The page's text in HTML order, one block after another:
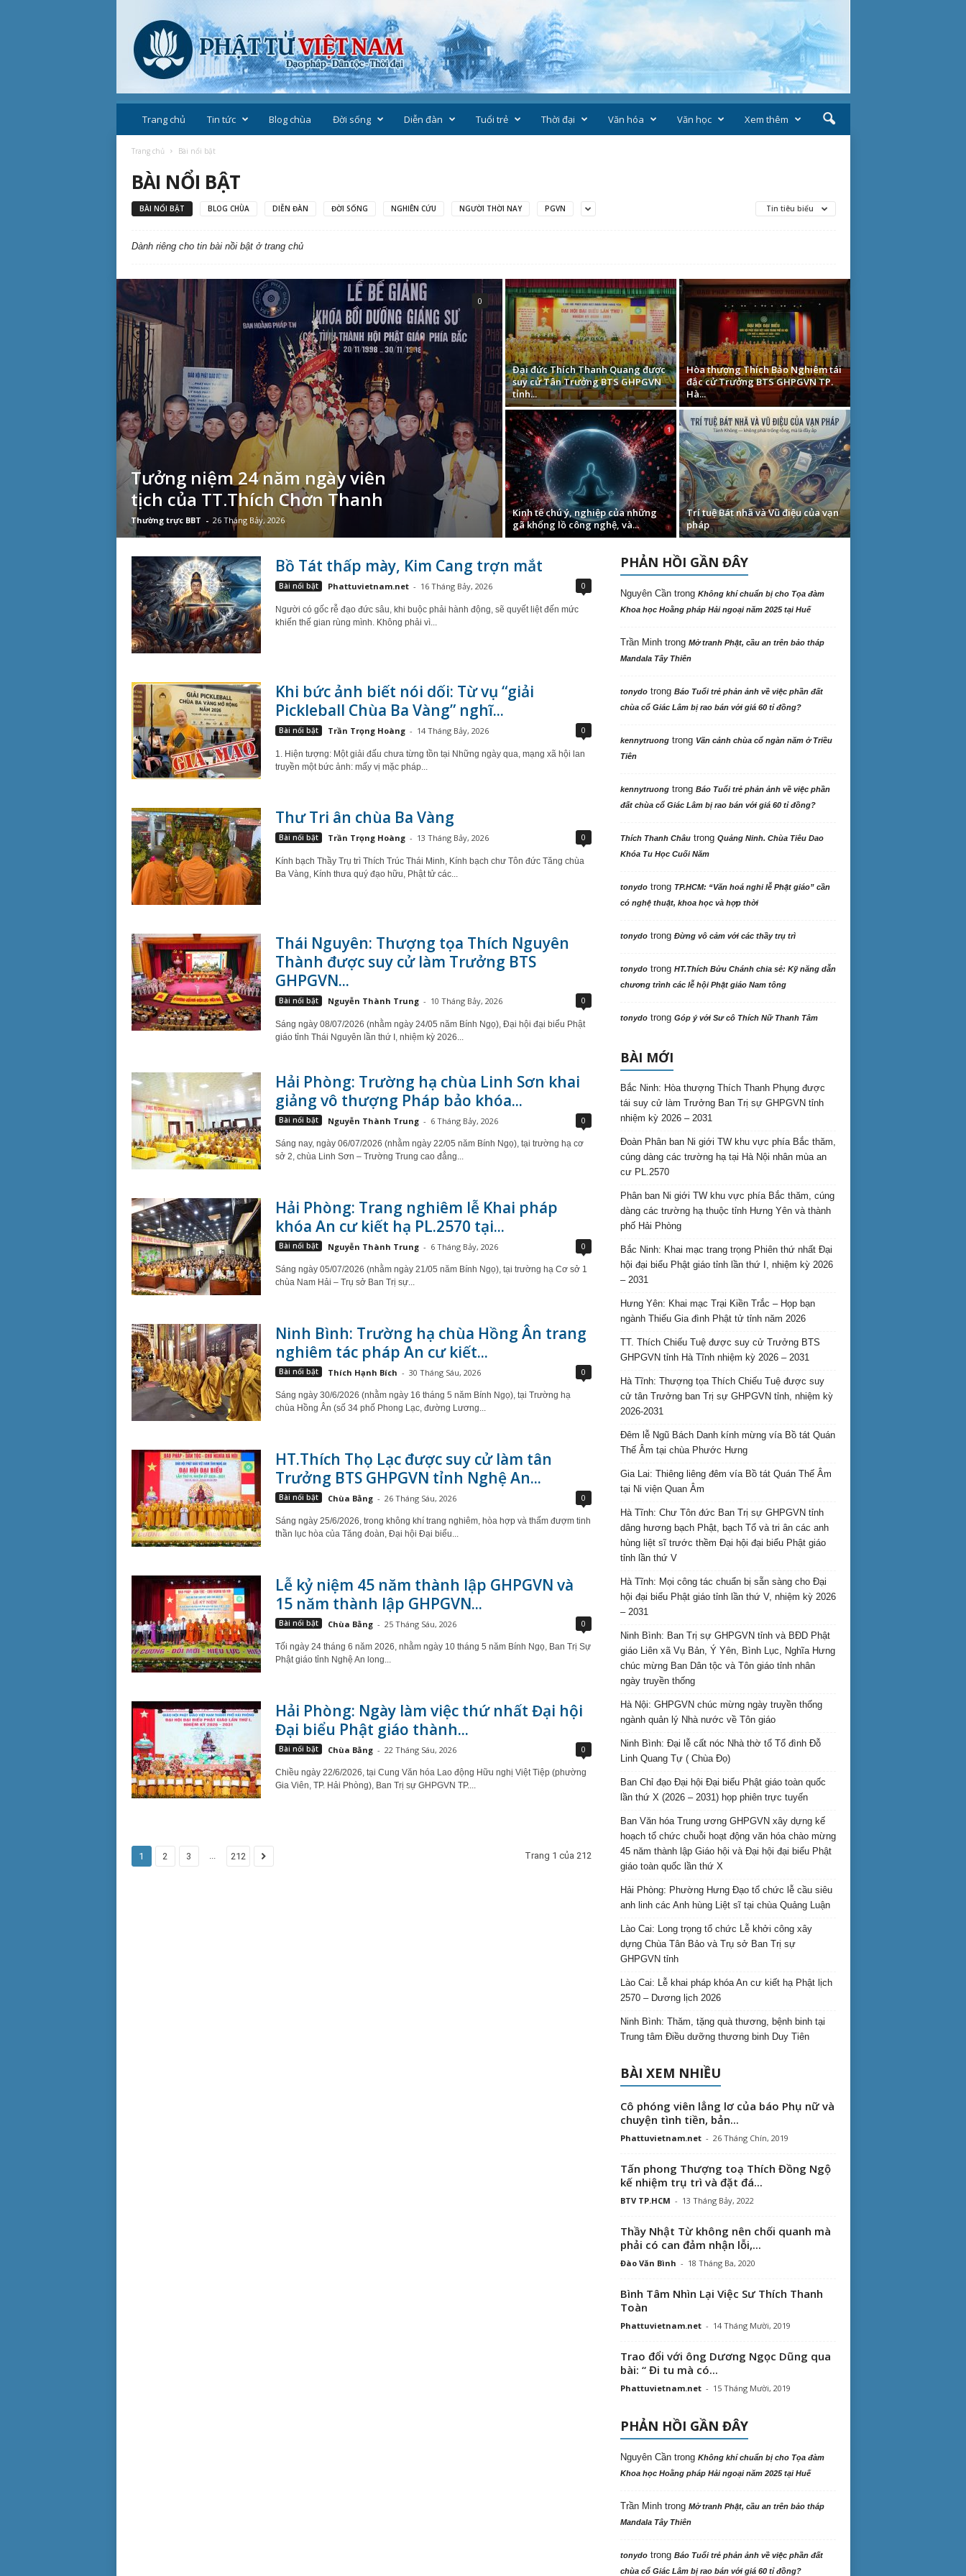
N
m
Trang chủ Tin tức Blog chùa Đời sống Diễn đàn Tuổi trẻ Thời đại Văn hóa Văn học Xem thêm
Trang chủ Bài nổi bật
BÀI NỔI BẬT
BÀI NỔI BẬT BLOG CHÙA DIỄN ĐÀN ĐỜI SỐNG NGHIÊN CỨU NGƯỜI THỜI NAY PGVN Tin tiêu biểu
Dành riêng cho tin bài nồi bật ở trang chủ
Tưởng niệm 24 năm ngày viên
tịch của TT.Thích Chơn Thanh
Thường trực BBT - 26 Tháng Bảy, 2026
0
Đại đức Thích Thanh Quang được
suy cử Tân Trưởng BTS GHPGVN
tỉnh...
Hòa thượng Thích Bảo Nghiêm tái
đắc cử Trưởng BTS GHPGVN TP.
Hà...
Kinh tế chú ý, nghiệp của những
gã khổng lồ công nghệ, và...
Trí tuệ Bát nhã và Vũ điệu của vạn
pháp
Bồ Tát thấp mày, Kim Cang trợn mắt
Bài nổi bật Phattuvietnam.net - 16 Tháng Bảy, 2026 0
Người có gốc rễ đạo đức sâu, khi buộc phải hành động, sẽ quyết liệt đến mức
khiến thế gian rùng mình. Không phải vì...
Khi bức ảnh biết nói dối: Từ vụ “giải
Pickleball Chùa Ba Vàng” nghĩ...
Bài nổi bật Trần Trọng Hoàng - 14 Tháng Bảy, 2026 0
1. Hiện tượng: Một giải đấu chưa từng tồn tại Những ngày qua, mạng xã hội lan
truyền một bức ảnh: mấy vị mặc pháp...
Thư Tri ân chùa Ba Vàng
Bài nổi bật Trần Trọng Hoàng - 13 Tháng Bảy, 2026 0
Kính bạch Thầy Trụ trì Thích Trúc Thái Minh, Kính bạch chư Tôn đức Tăng chùa
Ba Vàng, Kính thưa quý đạo hữu, Phật tử các...
Thái Nguyên: Thượng tọa Thích Nguyên
Thành được suy cử làm Trưởng BTS
GHPGVN...
Bài nổi bật Nguyễn Thành Trung - 10 Tháng Bảy, 2026 0
Sáng ngày 08/07/2026 (nhằm ngày 24/05 năm Bính Ngọ), Đại hội đại biểu Phật
giáo tỉnh Thái Nguyên lần thứ I, nhiệm kỳ 2026...
Hải Phòng: Trường hạ chùa Linh Sơn khai
giảng vô thượng Pháp bảo khóa...
Bài nổi bật Nguyễn Thành Trung - 6 Tháng Bảy, 2026 0
Sáng nay, ngày 06/07/2026 (nhằm ngày 22/05 năm Bính Ngọ), tại trường hạ cơ
sở 2, chùa Linh Sơn – Trường Trung cao đẳng...
Hải Phòng: Trang nghiêm lễ Khai pháp
khóa An cư kiết hạ PL.2570 tại...
Bài nổi bật Nguyễn Thành Trung - 6 Tháng Bảy, 2026 0
Sáng ngày 05/07/2026 (nhằm ngày 21/05 năm Bính Ngọ), tại trường hạ Cơ sở 1
chùa Nam Hải – Trụ sở Ban Trị sự...
Ninh Bình: Trường hạ chùa Hồng Ân trang
nghiêm tác pháp An cư kiết...
Bài nổi bật Thích Hạnh Bích - 30 Tháng Sáu, 2026 0
Sáng ngày 30/6/2026 (nhằm ngày 16 tháng 5 năm Bính Ngọ), tại Trường hạ
chùa Hồng Ân (số 34 phố Phong Lạc, đường Lương...
HT.Thích Thọ Lạc được suy cử làm tân
Trưởng BTS GHPGVN tỉnh Nghệ An...
Bài nổi bật Chùa Bằng - 26 Tháng Sáu, 2026 0
Sáng ngày 25/6/2026, trong không khí trang nghiêm, hòa hợp và thấm đượm tinh
thần lục hòa của Tăng đoàn, Đại hội Đại biểu...
Lễ kỷ niệm 45 năm thành lập GHPGVN và
15 năm thành lập GHPGVN...
Bài nổi bật Chùa Bằng - 25 Tháng Sáu, 2026 0
Tối ngày 24 tháng 6 năm 2026, nhằm ngày 10 tháng 5 năm Bính Ngọ, Ban Trị Sự
Phật giáo tỉnh Nghệ An long...
Hải Phòng: Ngày làm việc thứ nhất Đại hội
Đại biểu Phật giáo thành...
Bài nổi bật Chùa Bằng - 22 Tháng Sáu, 2026 0
Chiều ngày 22/6/2026, tại Cung Văn hóa Lao động Hữu nghị Việt Tiệp (phường
Gia Viên, TP. Hải Phòng), Ban Trị sự GHPGVN TP....
1 2 3 212 Trang 1 của 212
PHẢN HỒI GẦN ĐÂY
Nguyên Cầntrong Không khí chuẩn bị cho Tọa đàm
Khoa học Hoằng pháp Hải ngoại năm 2025 tại Huế
Trần Minhtrong Mở tranh Phật, cầu an trên bảo tháp
Mandala Tây Thiên
tonydotrong Báo Tuổi trẻ phản ảnh về việc phần đất
chùa cổ Giác Lâm bị rao bán với giá 60 tỉ đồng?
kennytruongtrong Vãn cảnh chùa cổ ngàn năm ở Triều
Tiên
kennytruongtrong Báo Tuổi trẻ phản ảnh về việc phần
đất chùa cổ Giác Lâm bị rao bán với giá 60 tỉ đồng?
Thích Thanh Châutrong Quảng Ninh. Chùa Tiêu Dao
Khóa Tu Học Cuối Năm
tonydotrong TP.HCM: “Văn hoá nghi lễ Phật giáo” cần
có nghệ thuật, khoa học và hợp thời
tonydotrong Đừng vô cảm với các thầy trụ trì
tonydotrong HT.Thích Bửu Chánh chia sẻ: Kỹ năng dẫn
chương trình các lễ hội Phật giáo Nam tông
tonydotrong Góp ý với Sư cô Thích Nữ Thanh Tâm
BÀI MỚI
Bắc Ninh: Hòa thượng Thích Thanh Phụng được
tái suy cử làm Trưởng Ban Trị sự GHPGVN tỉnh
nhiệm kỳ 2026 – 2031
Đoàn Phân ban Ni giới TW khu vực phía Bắc thăm,
cúng dàng các trường hạ tại Hà Nội nhân mùa an
cư PL.2570
Phân ban Ni giới TW khu vực phía Bắc thăm, cúng
dàng các trường hạ thuộc tỉnh Hưng Yên và thành
phố Hải Phòng
Bắc Ninh: Khai mạc trang trọng Phiên thứ nhất Đại
hội đại biểu Phật giáo tỉnh lần thứ I, nhiệm kỳ 2026
– 2031
Hưng Yên: Khai mạc Trại Kiền Trắc – Họp bạn
ngành Thiếu Gia đình Phật tử tỉnh năm 2026
TT. Thích Chiếu Tuệ được suy cử Trưởng BTS
GHPGVN tỉnh Hà Tĩnh nhiệm kỳ 2026 – 2031
Hà Tĩnh: Thượng tọa Thích Chiếu Tuệ được suy
cử tân Trưởng ban Trị sự GHPGVN tỉnh, nhiệm kỳ
2026-2031
Đêm lễ Ngũ Bách Danh kính mừng vía Bồ tát Quán
Thế Âm tại chùa Phước Hưng
Gia Lai: Thiêng liêng đêm vía Bồ tát Quán Thế Âm
tại Ni viện Quan Âm
Hà Tĩnh: Chư Tôn đức Ban Trị sự GHPGVN tỉnh
dâng hương bạch Phật, bạch Tổ và tri ân các anh
hùng liệt sĩ trước thềm Đại hội đại biểu Phật giáo
tỉnh lần thứ V
Hà Tĩnh: Mọi công tác chuẩn bị sẵn sàng cho Đại
hội đại biểu Phật giáo tỉnh lần thứ V, nhiệm kỳ 2026
– 2031
Ninh Bình: Ban Trị sự GHPGVN tỉnh và BĐD Phật
giáo Liên xã Vụ Bản, Ý Yên, Bình Lục, Nghĩa Hưng
chúc mừng Ban Dân tộc và Tôn giáo tỉnh nhân
ngày truyền thống
Hà Nội: GHPGVN chúc mừng ngày truyền thống
ngành quản lý Nhà nước về Tôn giáo
Ninh Bình: Đại lễ cất nóc Nhà thờ tổ Tổ đình Đỗ
Linh Quang Tự ( Chùa Đọ)
Ban Chỉ đạo Đại hội Đại biểu Phật giáo toàn quốc
lần thứ X (2026 – 2031) họp phiên trực tuyến
Ban Văn hóa Trung ương GHPGVN xây dựng kế
hoạch tổ chức chuỗi hoạt động văn hóa chào mừng
45 năm thành lập Giáo hội và Đại hội đại biểu Phật
giáo toàn quốc lần thứ X
Hải Phòng: Phường Hưng Đạo tổ chức lễ cầu siêu
anh linh các Anh hùng Liệt sĩ tại chùa Quảng Luận
Lào Cai: Long trọng tổ chức Lễ khởi công xây
dựng Chùa Tân Bảo và Trụ sở Ban Trị sự
GHPGVN tỉnh
Lào Cai: Lễ khai pháp khóa An cư kiết hạ Phật lịch
2570 – Dương lịch 2026
Ninh Bình: Thăm, tặng quà thương, bệnh binh tại
Trung tâm Điều dưỡng thương binh Duy Tiên
BÀI XEM NHIỀU
Cô phóng viên lẳng lơ của báo Phụ nữ và
chuyện tình tiền, bản...
Phattuvietnam.net - 26 Tháng Chín, 2019
Tấn phong Thượng toạ Thích Đồng Ngộ
kế nhiệm trụ trì và đặt đá...
BTV TP.HCM - 13 Tháng Bảy, 2022
Thầy Nhật Từ không nên chối quanh mà
phải có can đảm nhận lỗi,...
Đào Văn Bình - 18 Tháng Ba, 2020
Bình Tâm Nhìn Lại Việc Sư Thích Thanh
Toàn
Phattuvietnam.net - 14 Tháng Mười, 2019
Trao đổi với ông Dương Ngọc Dũng qua
bài: “ Đi tu mà có...
Phattuvietnam.net - 15 Tháng Mười, 2019
PHẢN HỒI GẦN ĐÂY
Nguyên Cầntrong Không khí chuẩn bị cho Tọa đàm
Khoa học Hoằng pháp Hải ngoại năm 2025 tại Huế
Trần Minhtrong Mở tranh Phật, cầu an trên bảo tháp
Mandala Tây Thiên
tonydotrong Báo Tuổi trẻ phản ảnh về việc phần đất
chùa cổ Giác Lâm bị rao bán với giá 60 tỉ đồng?